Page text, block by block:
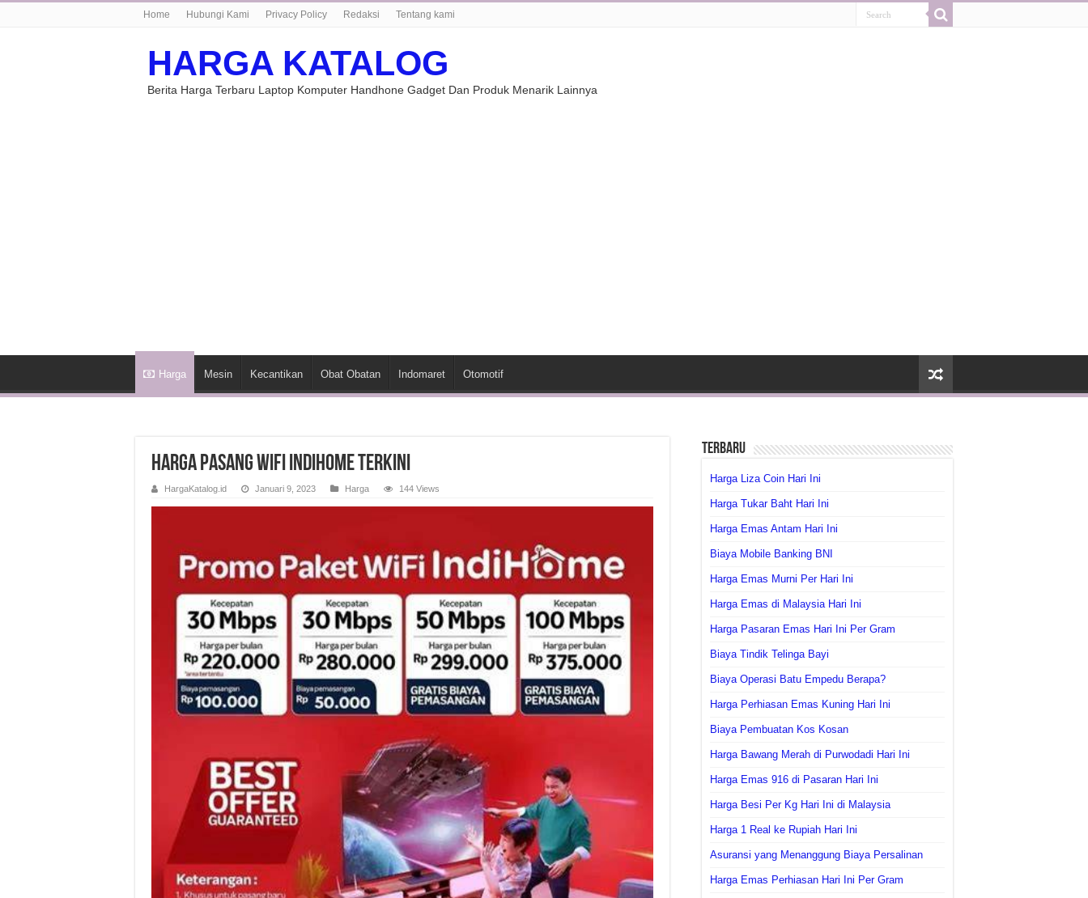
Home Hubungi Kami Privacy Policy Redaksi Tentang kami
HARGA KATALOG
Berita Harga Terbaru Laptop Komputer Handhone Gadget Dan Produk Menarik Lainnya
Harga Mesin Kecantikan Obat Obatan Indomaret Otomotif
Harga Pasang Wifi Indihome Terkini
HargaKatalog.id Januari 9, 2023 Harga 144 Views
Terbaru
Harga Liza Coin Hari Ini
Harga Tukar Baht Hari Ini
Harga Emas Antam Hari Ini
Biaya Mobile Banking BNI
Harga Emas Murni Per Hari Ini
Harga Emas di Malaysia Hari Ini
Harga Pasaran Emas Hari Ini Per Gram
Biaya Tindik Telinga Bayi
Biaya Operasi Batu Empedu Berapa?
Harga Perhiasan Emas Kuning Hari Ini
Biaya Pembuatan Kos Kosan
Harga Bawang Merah di Purwodadi Hari Ini
Harga Emas 916 di Pasaran Hari Ini
Harga Besi Per Kg Hari Ini di Malaysia
Harga 1 Real ke Rupiah Hari Ini
Asuransi yang Menanggung Biaya Persalinan
Harga Emas Perhiasan Hari Ini Per Gram